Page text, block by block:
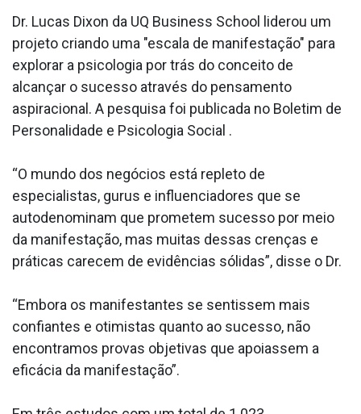
Dr. Lucas Dixon da UQ Business School liderou um
projeto criando uma "escala de manifestação" para
explorar a psicologia por trás do conceito de
alcançar o sucesso através do pensamento
aspiracional. A pesquisa foi publicada no Boletim de
Personalidade e Psicologia Social .
“O mundo dos negócios está repleto de
especialistas, gurus e influenciadores que se
autodenominam que prometem sucesso por meio
da manifestação, mas muitas dessas crenças e
práticas carecem de evidências sólidas”, disse o Dr.
“Embora os manifestantes se sentissem mais
confiantes e otimistas quanto ao sucesso, não
encontramos provas objetivas que apoiassem a
eficácia da manifestação”.